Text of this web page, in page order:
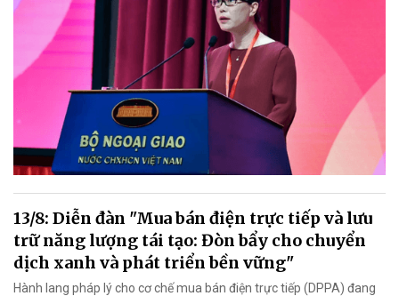
13/8: Diễn đàn "Mua bán điện trực tiếp và lưu
trữ năng lượng tái tạo: Đòn bẩy cho chuyển
dịch xanh và phát triển bền vững"
Hành lang pháp lý cho cơ chế mua bán điện trực tiếp (DPPA) đang